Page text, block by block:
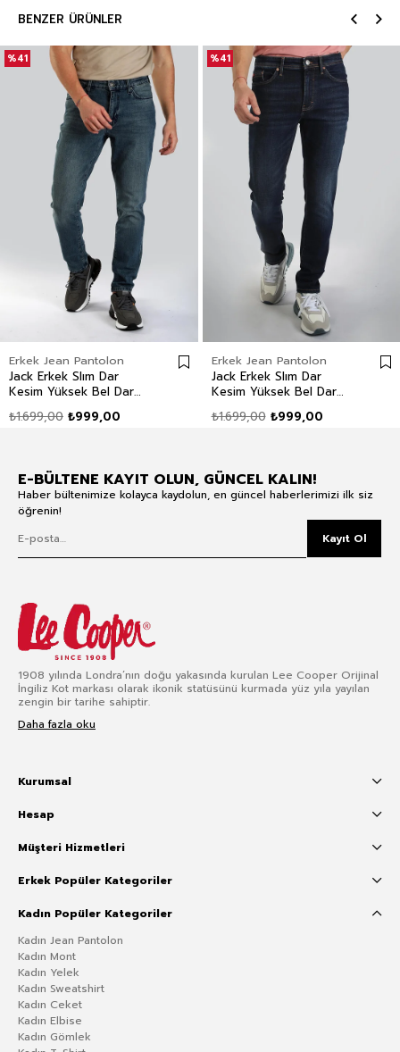
BENZER ÜRÜNLER
Erkek Jean Pantolon
Jack Erkek Slım Dar
Kesim Yüksek Bel Dar
₺999,00
₺1.699,00
%41
Erkek Jean Pantolon
Jack Erkek Slım Dar
Kesim Yüksek Bel Dar
₺999,00
₺1.699,00
%41
E-BÜLTENE KAYIT OLUN, GÜNCEL KALIN!
Haber bültenimize kolayca kaydolun, en güncel haberlerimizi ilk siz
öğrenin!
Kayıt Ol
1908 yılında Londra’nın doğu yakasında kurulan Lee Cooper Orijinal
İngiliz Kot markası olarak ikonik statüsünü kurmada yüz yıla yayılan
zengin bir tarihe sahiptir.
Daha fazla oku
Kurumsal
Hesap
Müşteri Hizmetleri
Erkek Popüler Kategoriler
Kadın Popüler Kategoriler
Kadın Jean Pantolon
Kadın Mont
Kadın Yelek
Kadın Sweatshirt
Kadın Ceket
Kadın Elbise
Kadın Gömlek